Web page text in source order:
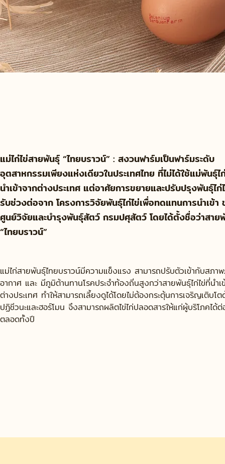
แม่ไก่ไข่สายพันธุ์ “ไทยบราวน์” : สงวนฟาร์มเป็นฟาร์มระดับ
อุตสาหกรรมเพียงแห่งเดียวในประเทศไทย ที่ไม่ได้ใช้แม่พันธุ์ไ
นำเข้าจากต่างประเทศ แต่อาศัยการขยายและปรับปรุงพันธุ์ไก่
รับช่วงต่อจาก โครงการวิจัยพันธุ์ไก่ไข่เพื่อทดแทนการนำเข้า
ศูนย์วิจัยและบำรุงพันธุ์สัตว์ กรมปศุสัตว์ โดยได้ตั้งชื่อว่าสาย
“ไทยบราวน์”
แม่ไก่สายพันธุ์ไทยบราวน์มีความแข็งแรง สามารถปรับตัวเข้ากับสภา
อากาศ และ มีภูมิต้านทานโรคประจำท้องถิ่นสูงกว่าสายพันธุ์ไก่ไข่ที่นำเ
ต่างประเทศ ทำให้สามารถเลี้ยงดูได้โดยไม่ต้องกระตุ้นการเจริญเติบโ
ปฏิชีวนะและฮอร์โมน จึงสามารถผลิตไข่ไก่ปลอดสารให้แก่ผู้บริโภคได้ต่
ตลอดทั้งปี